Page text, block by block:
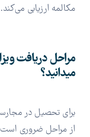
مکالمه ارزیابی می‌کند.
مراحل دریافت
میدانید؟
برای تحصیل در
از مراحل ضروری